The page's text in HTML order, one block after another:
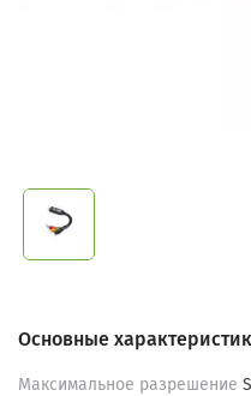
Основные
Максимальное разрешение